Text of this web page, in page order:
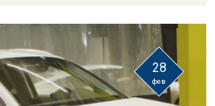
28
фев